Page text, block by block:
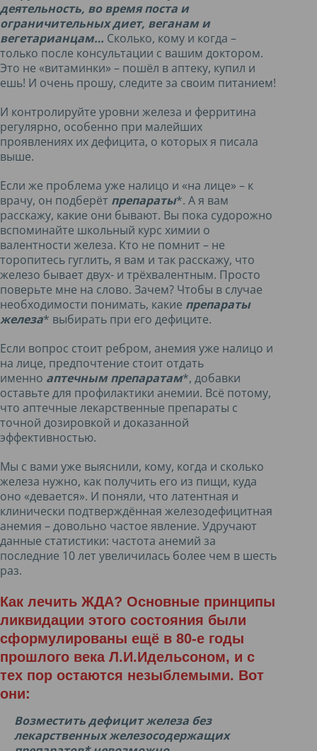
деятельность, во время поста и
ограничительных диет, веганам и
вегетарианцам… Сколько, кому и когда –
только после консультации с вашим доктором.
Это не «витаминки» – пошёл в аптеку, купил и
ешь! И очень прошу, следите за своим питанием!
И контролируйте уровни железа и ферритина
регулярно, особенно при малейших
проявлениях их дефицита, о которых я писала
выше.
Если же проблема уже налицо и «на лице» – к
врачу, он подберёт препараты*. А я вам
расскажу, какие они бывают. Вы пока судорожно
вспоминайте школьный курс химии о
валентности железа. Кто не помнит – не
торопитесь гуглить, я вам и так расскажу, что
железо бывает двух- и трёхвалентным. Просто
поверьте мне на слово. Зачем? Чтобы в случае
необходимости понимать, какие препараты
железа* выбирать при его дефиците.
Если вопрос стоит ребром, анемия уже налицо и
на лице, предпочтение стоит отдать
именно аптечным препаратам*, добавки
оставьте для профилактики анемии. Всё потому,
что аптечные лекарственные препараты с
точной дозировкой и доказанной
эффективностью.
Мы с вами уже выяснили, кому, когда и сколько
железа нужно, как получить его из пищи, куда
оно «девается». И поняли, что латентная и
клинически подтверждённая железодефицитная
анемия – довольно частое явление. Удручают
данные статистики: частота анемий за
последние 10 лет увеличилась более чем в шесть
раз.
Как лечить ЖДА? Основные принципы
ликвидации этого состояния были
сформулированы ещё в 80-е годы
прошлого века Л.И.Идельсоном, и с
тех пор остаются незыблемыми. Вот
они:
Возместить дефицит железа без
лекарственных железосодержащих